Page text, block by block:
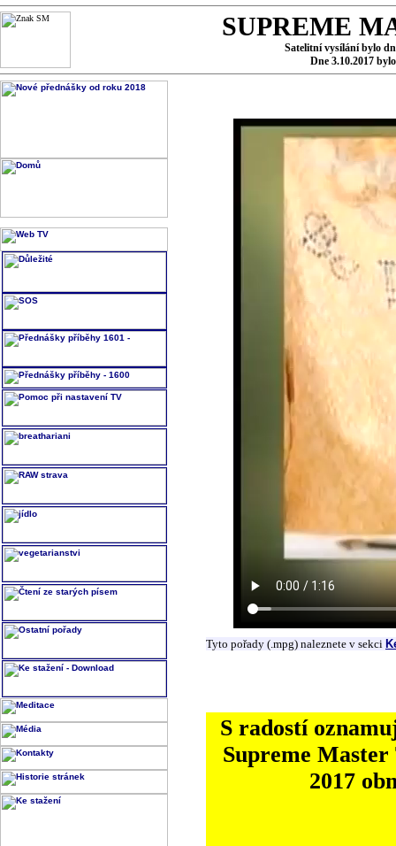
SUPREME
Satelitní vysílání bylo
Dne 3.10.2017
Tyto pořady (.mpg) naleznete v sekci
S radostí
Supreme
2017